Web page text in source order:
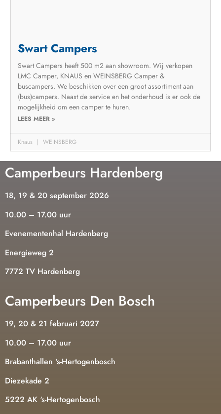
Swart Campers
Swart Campers heeft 500 m2 aan showroom. Wij verkopen
LMC Camper, KNAUS en WEINSBERG Camper &
buscampers. We beschikken over een groot assortiment aan
(bus)campers. Naast de service en het onderhoud is er ook de
mogelijkheid om een camper te huren.
LEES MEER »
Knaus WEINSBERG
Camperbeurs Hardenberg
18, 19 & 20 september 2026
10.00 – 17.00 uur
Evenementenhal Hardenberg
Energieweg 2
7772 TV Hardenberg
Camperbeurs Den Bosch
19, 20 & 21 februari 2027
10.00 – 17.00 uur
Brabanthallen ‘s-Hertogenbosch
Diezekade 2
5222 AK ‘s-Hertogenbosch